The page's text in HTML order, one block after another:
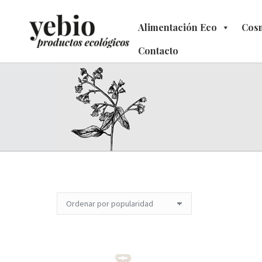
Alimentación Eco
Contacto
Alimentación Eco
Contacto